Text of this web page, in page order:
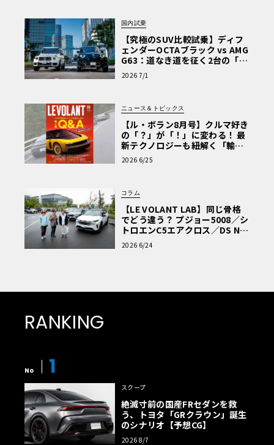
国内試乗
【究極のSUV比較試乗】ディフ
ェンダーOCTAブラック vs AMG
G63：道なき道を征く2台の「対
極的アプローチ」
2026 7/1
ニュース＆トピックス
【ル・ボラン8月号】クルマ好き
の「？」が「！」に変わる！ 最
新テクノロジーも紐解く「輸入
車Q&A」
2026 6/25
コラム
【LE VOLANT LAB】同じ骨格
でどう違う？ プジョー5008／シ
トロエンC5エアクロス／DS Nº4
読者一気乗りレポート
2026 6/24
RANKING
No 1
スクープ
絶滅寸前の国産FRセダンを救
う、トヨタ「GRクラウン」誕生
のシナリオ【予想CG】
2026 8/7